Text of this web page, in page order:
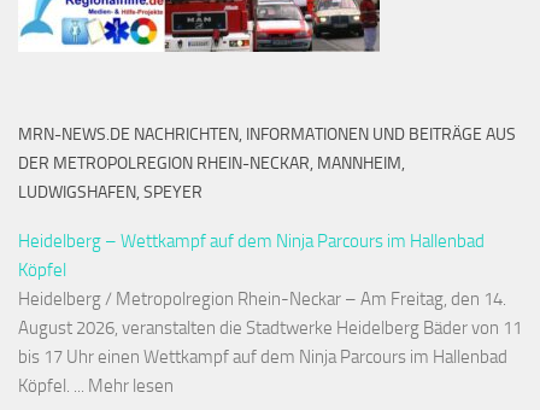
MRN-NEWS.DE NACHRICHTEN, INFORMATIONEN UND BEITRÄGE AUS
DER METROPOLREGION RHEIN-NECKAR, MANNHEIM,
LUDWIGSHAFEN, SPEYER
Heidelberg – Wettkampf auf dem Ninja Parcours im Hallenbad
Köpfel
Heidelberg / Metropolregion Rhein-Neckar – Am Freitag, den 14.
August 2026, veranstalten die Stadtwerke Heidelberg Bäder von 11
bis 17 Uhr einen Wettkampf auf dem Ninja Parcours im Hallenbad
Köpfel. ... Mehr lesen